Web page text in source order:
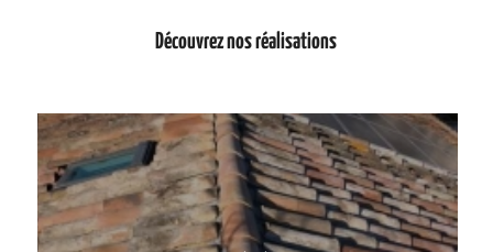
Découvrez nos réalisations